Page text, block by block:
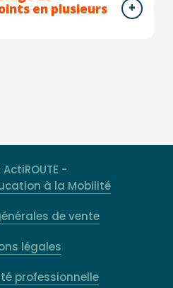
en plusieurs
-
à la Mobilité
de vente
légales
professionnelle